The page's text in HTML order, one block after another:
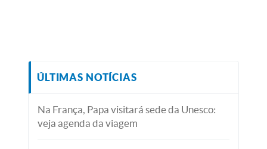
ÚLTIMAS NOTÍCIAS
Na França, Papa visitará sede da Unesco:
veja agenda da viagem